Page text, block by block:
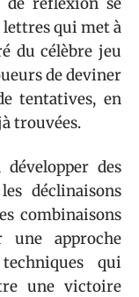
qui met à
du célèbre jeu
de deviner
tentatives, en
trouvées.
des
déclinaisons
combinaisons
une approche
qui
une victoire